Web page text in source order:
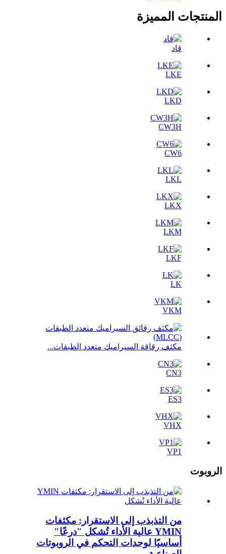
المنتجات المميزة
قاد
LKE
LKD
CW3H
CW6
LKL
LKX
LKM
LKF
LK
VKM
مكثف رقاقة السيراميك متعدد الطبقات...
CN3
ES3
VHX
VP1
الروبوت
من التذبذب إلى الاستقرار: مكثفات
YMIN عالية الأداء تُشكل "درعًا"
أساسيًا لوحدات التحكم في الروبوتات